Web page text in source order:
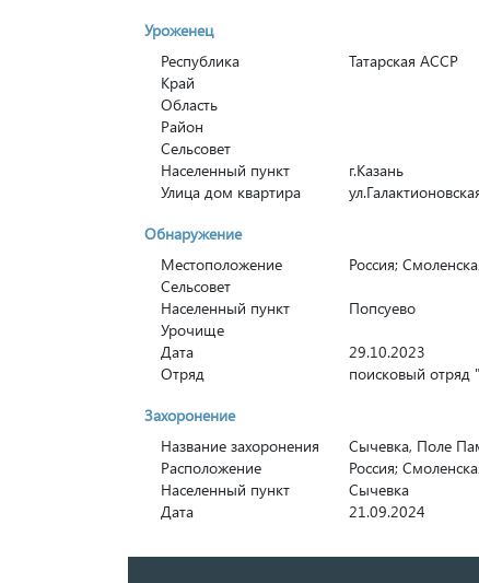
Уроженец
Республика
Татарская АССР
Край
Область
Район
Сельсовет
Населенный пункт
г.Казань
Улица дом квартира
Обнаружение
Местоположение
Россия;
Сельсовет
Населенный пункт
Попсуево
Урочище
Дата
29.10.2023
Отряд
поисковый
Захоронение
Название захоронения
Сычевка, Поле
Расположение
Россия;
Населенный пункт
Сычевка
Дата
21.09.2024